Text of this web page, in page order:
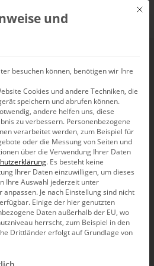
Mit
und
besuchen können, benötigen wir Ihre
Cookies und andere Techniken, die
speichern und abrufen können.
andere helfen uns, diese
zu verbessern. Personenbezogene
verarbeitet werden, zum Beispiel für
oder die Messung von Seiten und
über die Verwendung Ihrer Daten
. Es besteht keine
Ihrer Daten einzuwilligen, um dieses
Ihre Auswahl jederzeit unter
anpassen. Je nach Einstellung sind nicht
Einige der hier genutzten
Daten außerhalb der EU, wo
herrscht, zum Beispiel in den
Drittländer erfolgt auf Grundlage von
Gruppen, für die eine